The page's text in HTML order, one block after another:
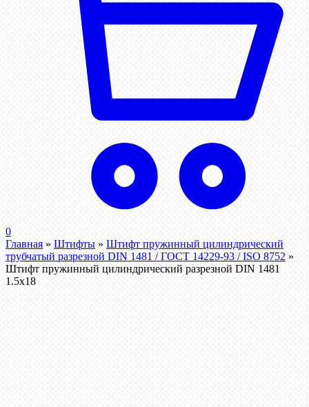
0
Главная » Штифты » Штифт пружинный цилиндрический
трубчатый разрезной DIN 1481 / ГОСТ 14229-93 / ISO 8752 »
Штифт пружинный цилиндрический разрезной DIN 1481
1.5х18